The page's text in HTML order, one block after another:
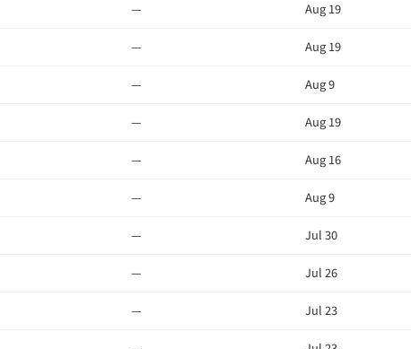
—
Aug 19
—
Aug 19
—
Aug 9
—
Aug 19
—
Aug 16
—
Aug 9
—
Jul 30
—
Jul 26
—
Jul 23